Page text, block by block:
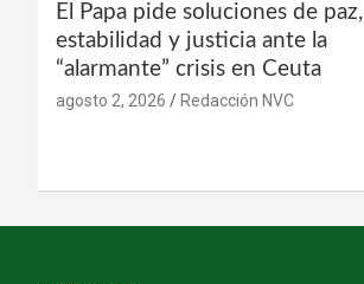
El Papa pide soluciones de paz,
estabilidad y justicia ante la
“alarmante” crisis en Ceuta
agosto 2, 2026 Redacción NVC